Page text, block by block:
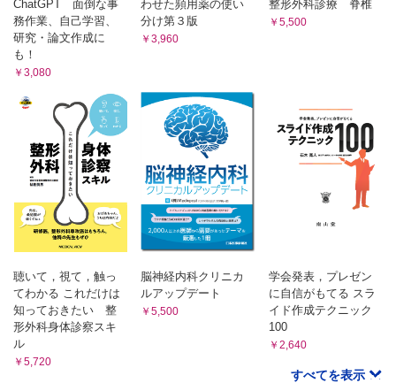
頸の前方屈曲
胸腰部
体幹の回旋
骨盤
骨盤の引き上げ
その他
腹式呼吸
付録
上肢筋の支配神経のまとめ
下肢筋の支配神経のまとめ
復習問題
ChatGPT 面倒な事
務作業、自己学習、
研究・論文作成に
も！
￥3,080
わせた頻用薬の使い
分け第３版
￥3,960
整形外科診療 脊椎
￥5,500
聴いて，視て，触っ
てわかる これだけは
知っておきたい 整
形外科身体診察スキ
ル
￥5,720
脳神経内科クリニカ
ルアップデート
￥5,500
学会発表，プレゼン
に自信がもてる スラ
イド作成テクニック
100
￥2,640
すべてを表示